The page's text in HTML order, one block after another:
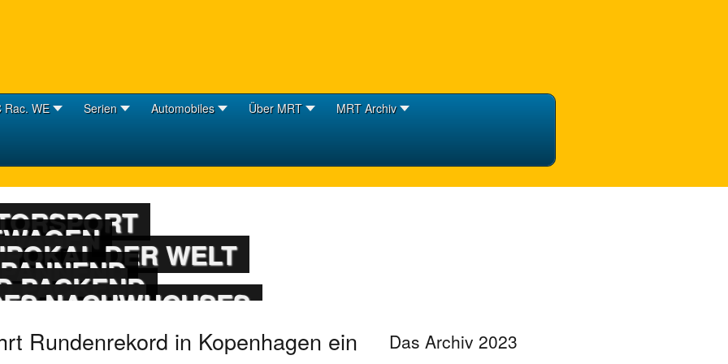
Rac. WE Serien Automobiles Über MRT MRT Archiv
CUP DER WELT
PACKEND
CUP
NACHWUCHSES
Rundenrekord in Kopenhagen ein
Das Archiv 2023